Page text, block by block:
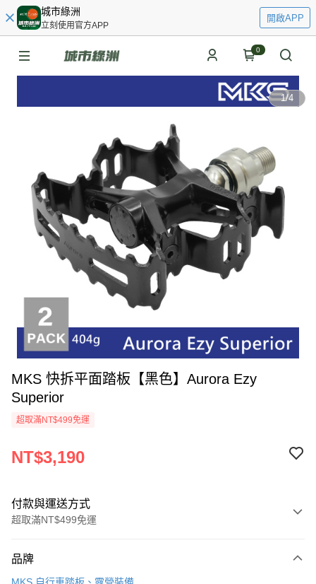
城市綠洲
立刻使用官方APP
開啟APP
0
1/4
MKS 快拆平面踏板【黑色】Aurora Ezy
Superior
超取滿NT$499免運
NT$3,190
付款與運送方式
超取滿NT$499免運
信用卡一次付款
品牌